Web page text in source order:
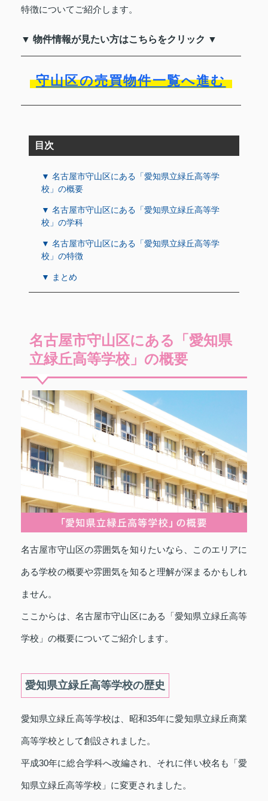
特徴についてご紹介します。
▼ 物件情報が見たい方はこちらをクリック ▼
守山区の売買物件一覧へ進む
目次
▼ 名古屋市守山区にある「愛知県立緑丘高等学
校」の概要
▼ 名古屋市守山区にある「愛知県立緑丘高等学
校」の学科
▼ 名古屋市守山区にある「愛知県立緑丘高等学
校」の特徴
▼ まとめ
名古屋市守山区にある「愛知県
立緑丘高等学校」の概要
名古屋市守山区の雰囲気を知りたいなら、このエリアに
ある学校の概要や雰囲気を知ると理解が深まるかもしれ
ません。
ここからは、名古屋市守山区にある「愛知県立緑丘高等
学校」の概要についてご紹介します。
愛知県立緑丘高等学校の歴史
愛知県立緑丘高等学校は、昭和35年に愛知県立緑丘商業
高等学校として創設されました。
平成30年に総合学科へ改編され、それに伴い校名も「愛
知県立緑丘高等学校」に変更されました。